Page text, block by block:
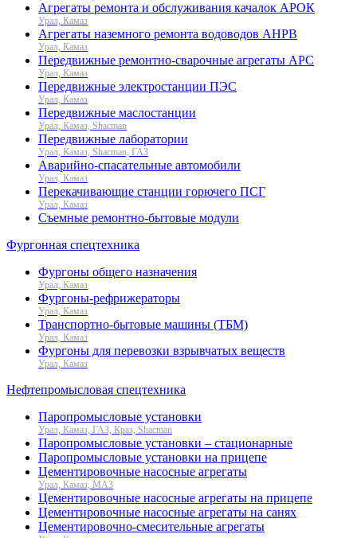
Агрегаты ремонта и обслуживания качалок АРОК
Урал, Камаз
Агрегаты наземного ремонта водоводов АНРВ
Урал, Камаз
Передвижные ремонтно-сварочные агрегаты АРС
Урал, Камаз
Передвижные электростанции ПЭС
Урал, Камаз
Передвижные маслостанции
Урал, Камаз, Shacman
Передвижные лаборатории
Урал, Камаз, Shacman, ГАЗ
Аварийно-спасательные автомобили
Урал, Камаз
Перекачивающие станции горючего ПСГ
Урал, Камаз
Съемные ремонтно-бытовые модули
Фургонная спецтехника
Фургоны общего назначения
Урал, Камаз
Фургоны-рефрижераторы
Урал, Камаз
Транспортно-бытовые машины (ТБМ)
Урал, Камаз
Фургоны для перевозки взрывчатых веществ
Урал, Камаз
Нефтепромысловая спецтехника
Паропромысловые установки
Урал, Камаз, ГАЗ, Краз, Shacman
Паропромысловые установки – стационарные
Паропромысловые установки на прицепе
Цементировочные насосные агрегаты
Урал, Камаз, МАЗ
Цементировочные насосные агрегаты на прицепе
Цементировочные насосные агрегаты на санях
Цементировочно-смесительные агрегаты